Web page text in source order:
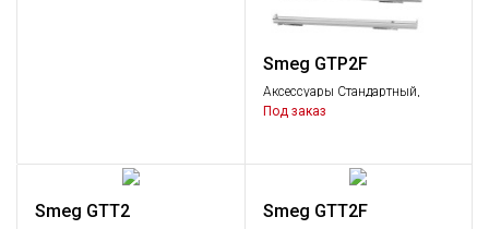
Smeg GTP2F
Аксессуары Стандартный,
Аксессуары
Под заказ
Smeg GTT2 Smeg GTT2F